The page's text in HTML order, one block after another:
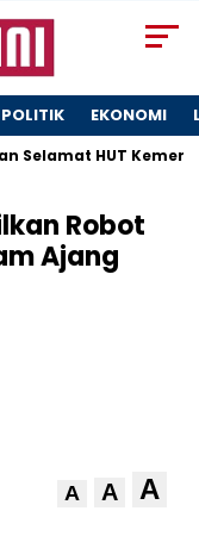
POLITIK EKONOMI
Selamat HUT
Robot
Ajang
A A A